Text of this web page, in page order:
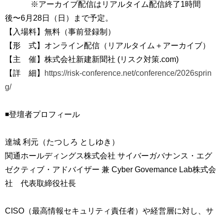
※アーカイブ配信はリアルタイム配信終了1時間
後〜6月28日（日）まで予定。
【入場料】無料（事前登録制）
【形 式】オンライン配信（リアルタイム＋アーカイブ）
【主 催】株式会社新建新聞社 (リスク対策.com)
【詳 細】
https://risk-conference.net/conference/2026sprin
g/
◾️登壇者プロフィール
達城 利元（たつしろ としゆき）
関通ホールディングス株式会社 サイバーガバナンス・エグ
ゼクティブ・アドバイザー 兼 Cyber Govemance Lab株式会
社 代表取締役社長
CISO（最高情報セキュリティ責任者）や経営層に対し、サ